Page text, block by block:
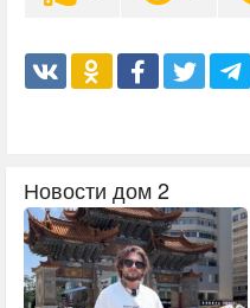
Новости дом 2